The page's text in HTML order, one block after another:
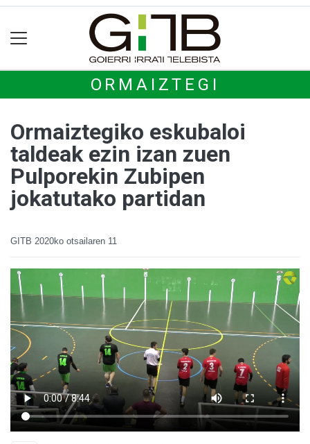
ORMAIZTEGI
Ormaiztegiko eskubaloi
taldeak ezin izan zuen
Pulporekin Zubipen
jokatutako partidan
GITB 2020ko otsailaren 11